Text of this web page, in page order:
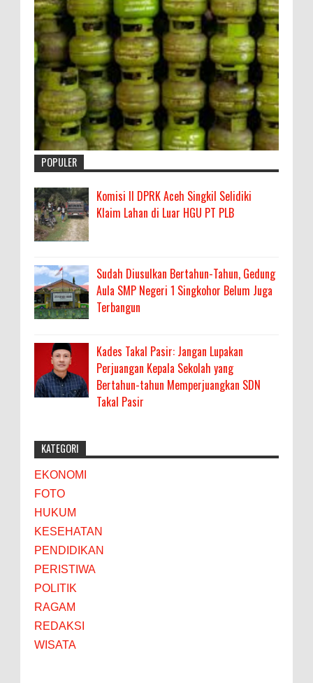
POPULER
Komisi II DPRK Aceh Singkil Selidiki
Klaim Lahan di Luar HGU PT PLB
Sudah Diusulkan Bertahun-Tahun, Gedung
Aula SMP Negeri 1 Singkohor Belum Juga
Terbangun
Kades Takal Pasir: Jangan Lupakan
Perjuangan Kepala Sekolah yang
Bertahun-tahun Memperjuangkan SDN
Takal Pasir
KATEGORI
EKONOMI
FOTO
HUKUM
KESEHATAN
PENDIDIKAN
PERISTIWA
POLITIK
RAGAM
REDAKSI
WISATA